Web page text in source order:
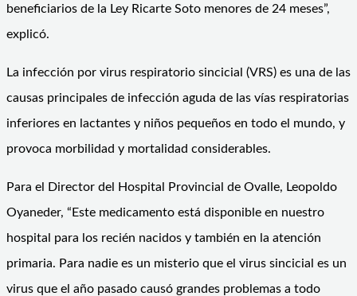
beneficiarios de la Ley Ricarte Soto menores de 24 meses”,
explicó.
La infección por virus respiratorio sincicial (VRS) es una de las
causas principales de infección aguda de las vías respiratorias
inferiores en lactantes y niños pequeños en todo el mundo, y
provoca morbilidad y mortalidad considerables.
Para el Director del Hospital Provincial de Ovalle, Leopoldo
Oyaneder, “Este medicamento está disponible en nuestro
hospital para los recién nacidos y también en la atención
primaria. Para nadie es un misterio que el virus sincicial es un
virus que el año pasado causó grandes problemas a todo